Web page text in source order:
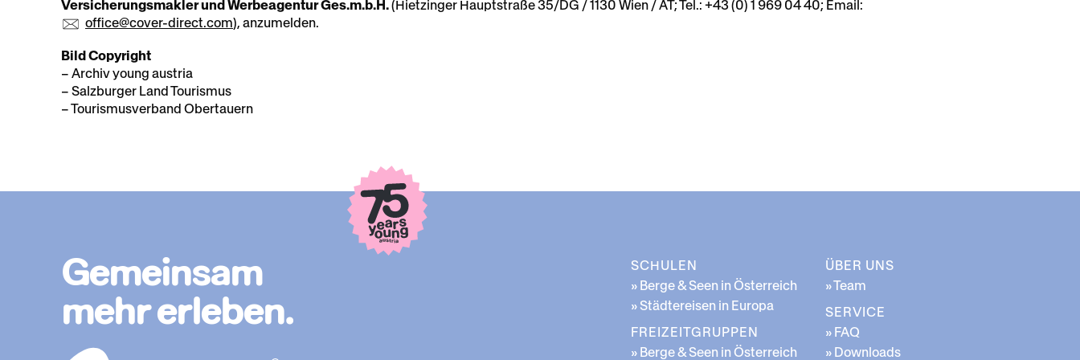
Versicherungsmakler und Werbeagentur Ges.m.b.H.(Hietzinger Hauptstraße 35/DG / 1130 Wien / AT; Tel.: +43 (0) 1 969 04 40; Email:
office@cover-direct.com), anzumelden.
Bild Copyright
– Archiv young austria
– Salzburger Land Tourismus
– Tourismusverband Obertauern
Gemeinsam
mehr erleben.
SCHULEN
» Berge & Seen in Österreich
» Städtereisen in Europa
FREIZEITGRUPPEN
» Berge & Seen in Österreich
ÜBER UNS
» Team
SERVICE
» FAQ
» Downloads